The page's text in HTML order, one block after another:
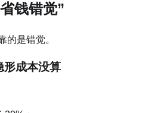
钱错觉”
的是错觉。
形成本没算